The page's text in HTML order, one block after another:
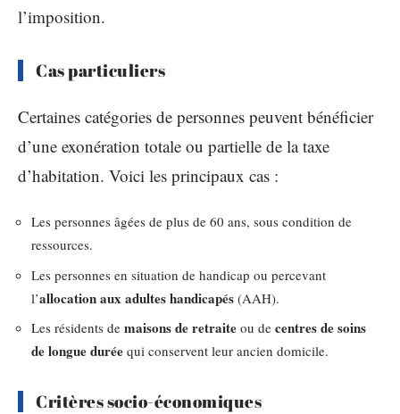
l’imposition.
Cas particuliers
Certaines catégories de personnes peuvent bénéficier
d’une exonération totale ou partielle de la taxe
d’habitation. Voici les principaux cas :
Les personnes âgées de plus de 60 ans, sous condition de
ressources.
Les personnes en situation de handicap ou percevant
l’allocation aux adultes handicapés (AAH).
Les résidents de maisons de retraite ou de centres de soins
de longue durée qui conservent leur ancien domicile.
Critères socio-économiques